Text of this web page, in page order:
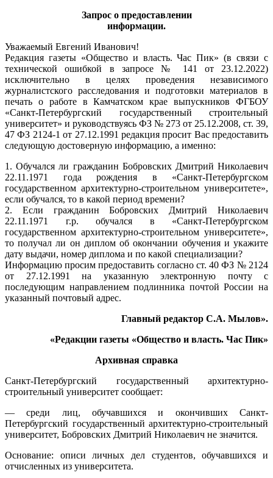
Запрос о предоставлении
информации.
Уважаемый Евгений Иванович!
Редакция газеты «Общество и власть. Час Пик» (в связи с
технической ошибкой в запросе № 141 от 23.12.2022)
исключительно в целях проведения независимого
журналистского расследования и подготовки материалов в
печать о работе в Камчатском крае выпускников ФГБОУ
«Санкт-Петербургский государственный строительный
университет» и руководствуясь ФЗ № 273 от 25.12.2008, ст. 39,
47 ФЗ 2124-1 от 27.12.1991 редакция просит Вас предоставить
следующую достоверную информацию, а именно:
1. Обучался ли гражданин Бобровских Дмитрий Николаевич
22.11.1971 года рождения в «Санкт-Петербургском
государственном архитектурно-строительном университете»,
если обучался, то в какой период времени?
2. Если гражданин Бобровских Дмитрий Николаевич
22.11.1971 г.р. обучался в «Санкт-Петербургском
государственном архитектурно-строительном университете»,
то получал ли он диплом об окончании обучения и укажите
дату выдачи, номер диплома и по какой специализации?
Информацию просим предоставить согласно ст. 40 ФЗ № 2124
от 27.12.1991 на указанную электронную почту с
последующим направлением подлинника почтой России на
указанный почтовый адрес.
Главный редактор С.А. Мылов».
«Редакции газеты «Общество и власть. Час Пик»
Архивная справка
Санкт-Петербургский государственный архитектурно-
строительный университет сообщает:
— среди лиц, обучавшихся и окончивших Санкт-
Петербургский государственный архитектурно-строительный
университет, Бобровских Дмитрий Николаевич не значится.
Основание: описи личных дел студентов, обучавшихся и
отчисленных из университета.